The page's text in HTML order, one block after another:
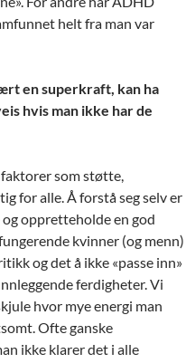
helt fra man var
en superkraft, kan ha
hvis man ikke har de
som støtte,
for alle. Å forstå seg selv er
oppretteholde en god
kvinner (og menn)
og det å ikke «passe inn»
ferdigheter. Vi
hvor mye energi man
Ofte ganske
ikke klarer det i alle